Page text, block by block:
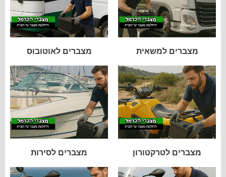
מצברים למשאית
מצברים לטרקטורון
מצברים לאוטובוס
מצברים לסירות